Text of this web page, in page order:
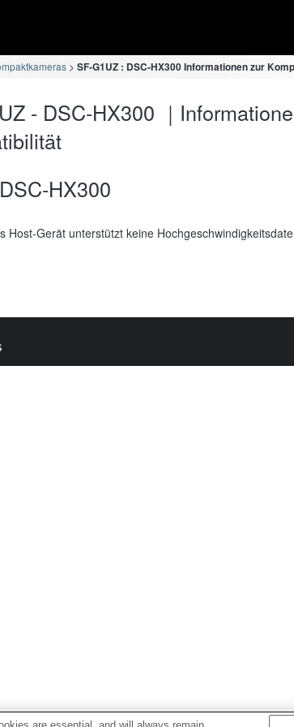
SF-G1UZ : DSC-HX300 Informationen zur
- DSC-HX300 ｜
DSC-HX300
Host-Gerät unterstützt keine